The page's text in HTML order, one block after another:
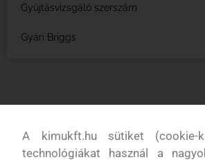
Gyújtásvizsgáló szerszám
Gyári Briggs
A kimukft.hu sütiket (cookie-
technológiákat használ a